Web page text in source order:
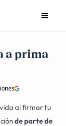
a prima
al firmar tu
de parte de